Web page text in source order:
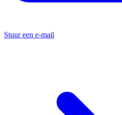
Stuur een e-mail